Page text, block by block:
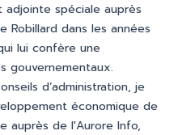
spéciale auprès
Robillard dans les années
lui confère une
gouvernementaux.
d’administration, je
économique de
auprès de l'Aurore Info,